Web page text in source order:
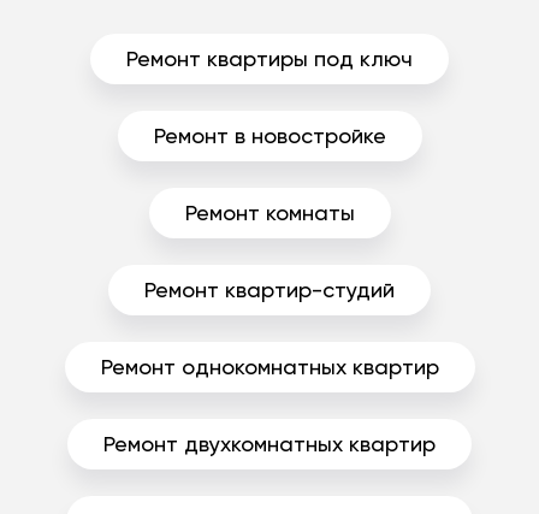
Ремонт квартиры под ключ
Ремонт в новостройке
Ремонт комнаты
Ремонт квартир-студий
Ремонт однокомнатных квартир
Ремонт двухкомнатных квартир